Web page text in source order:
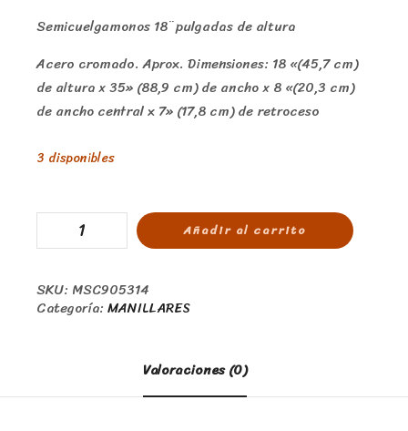
Semicuelgamonos 18¨pulgadas de altura
Acero cromado. Aprox. Dimensiones: 18 «(45,7 cm)
de altura x 35» (88,9 cm) de ancho x 8 «(20,3 cm)
de ancho central x 7» (17,8 cm) de retroceso
3 disponibles
Añadir al carrito
SKU: MSC905314
Categoría:MANILLARES
Valoraciones (0)